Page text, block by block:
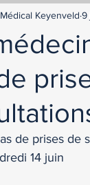
Keyenveld 9
de prises de
14 juin